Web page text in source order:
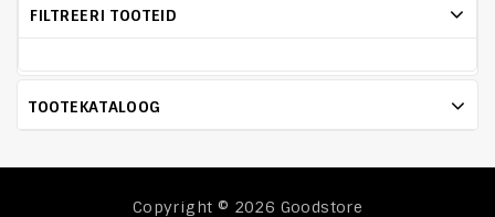
FILTREERI TOOTEID
TOOTEKATALOOG
Copyright © 2026 Goodstore